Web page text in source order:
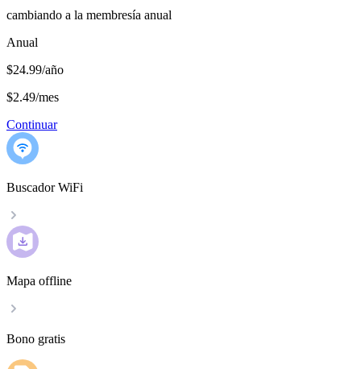
cambiando a la membresía anual
Anual
$24.99/año
$2.49/mes
Continuar
Buscador WiFi
Mapa offline
Bono gratis